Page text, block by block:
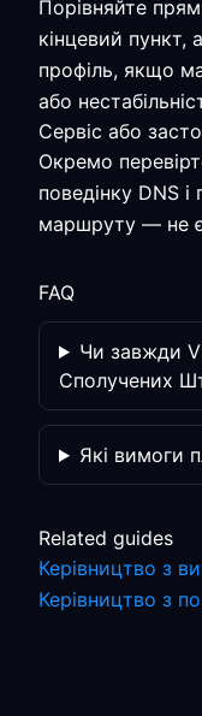
Порівняйте
кінцевий пункт,
профіль, якщо
або
Сервіс або
Окремо
поведінку DNS і
маршруту — не
FAQ
Чи завжди
Сполучених
Які вимоги
Related guides
Керівництво з
Керівництво з